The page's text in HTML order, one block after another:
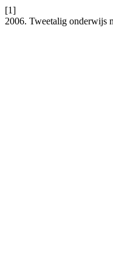
[1]
2006. Tweetalig onderwijs